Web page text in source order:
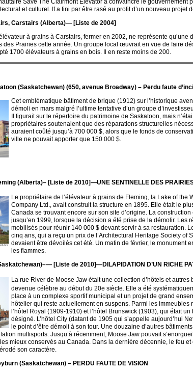
Save The Clairmont Elevator à convaincre le gouvernement
et culturel. If a fini par être rasé au profit d’un nouveau projet
Carstairs (Alberta)— [Liste de 2004]
à grains à Carstairs, fermer en 2002, ne représente qu’une
des Prairies cette année. Un groupe local œuvrait en vue de faire
1700 élévateurs à grains en bois. Il en reste moins de 200.
(Saskatchewan) (650, avenue Broadway) – Perdu faute
Cet emblématique bâtiment de brique (1912) sur l’historique
démoli en mars malgré l’ultime tentative d’un groupe
Il figurait sur le répertoire du patrimoine de Saskatoon, mais
propriétaires soutenaient que des réparations structurelles
auraient coûté jusqu’à 700 000 $, alors que le fonds de
ville ne pouvait apporter que 150 000 $.
(Alberta)– [Liste de 2010]—UNE SENTINELLE DES
Le propriétaire de l’élévateur à grains de Fleming, la Lake of the
Company Ltd., avait construit la structure en 1895. Elle était le
Canada se trouvant encore sur son site d’origine. La
jusqu’en 1999, lorsque la décision a été prise de la démolir. Les
mobilisés pour réunir 140 000 $ devant servir à sa restauration.
cinq ans, qui a reçu un prix de l’Architectural Heritage Society of
devaient être dévoilés cet été. Un matin de février, le monument
les flammes.
–— [Liste de 2010]—DILAPIDATION D’UN RICHE
La rue River de Moose Jaw était une collection d’hôtels et autres
devenue célèbre au début du 20e siècle. Elle a été
place à un complexe sportif municipal et un projet de grand
hôtelier qui reste actuellement en suspens. Parmi les immeubles
l’hôtel Royal (1909-1910) et l’hôtel Brunswick (1903), qui était un
désigné. L’hôtel City (datant de 1905 qui s’appelle aujourd’hui
le point d’être démoli à son tour. Une douzaine d’autres
multisports. Jusqu’à récemment, Moose Jaw pouvait
mieux conservés au Canada. Dans la dernière décennie, le feu
son caractère.
(Saskatchewan) – PERDU FAUTE DE VISION